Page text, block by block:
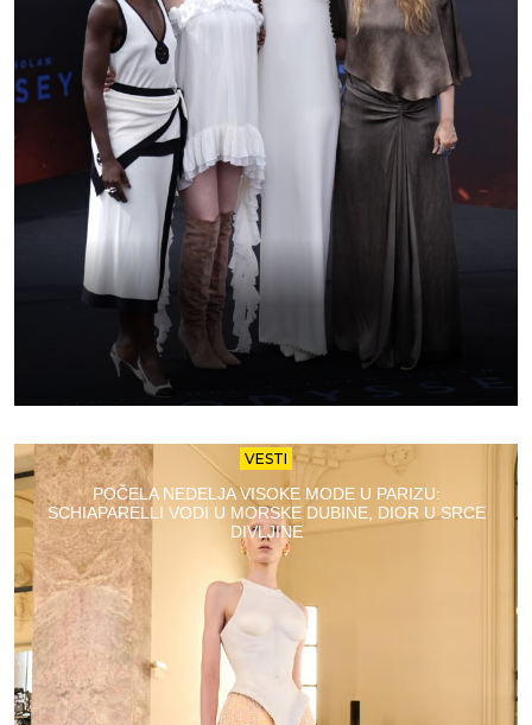
VESTI
POČELA NEDELJA VISOKE MODE U PARIZU:
SCHIAPARELLI VODI U MORSKE DUBINE, DIOR U SRCE
DIVLJINE